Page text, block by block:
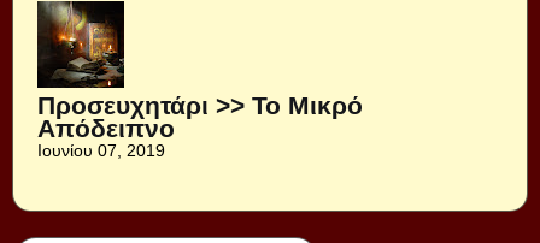
Προσευχητάρι >> Το Μικρό
Απόδειπνο
Ιουνίου 07, 2019